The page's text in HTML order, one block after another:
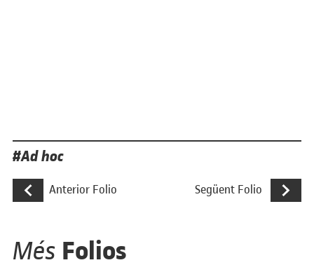
Etiquetes
Ad hoc
Navegació d'entrades
Anterior Folio Estudi etnogràfic sobre la vida rural
Següent Folio ASÍ, un
Més Folios